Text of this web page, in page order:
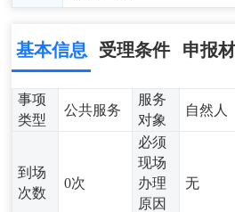
基本信息 受理条件 申报
事项
类型
公共服务
服务
对象
自然人
到场
次数
0次
必须
现场
办理
原因
无